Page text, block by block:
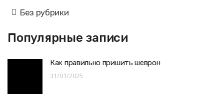
Без рубрики
Популярные записи
Как правильно пришить шеврон
31/01/2025